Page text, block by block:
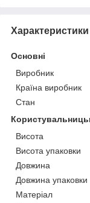
Характеристики
Основні
Виробник
Країна виробник
Стан
Висота
Висота упаковки
Довжина
Довжина упаковки
Матеріал